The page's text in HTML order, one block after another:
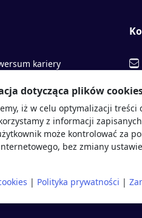
kariery
dotycząca plików
iż w celu optymalizacji treści
z informacji
może kontrolować za
bez zmiany
| Polityka prywatności |